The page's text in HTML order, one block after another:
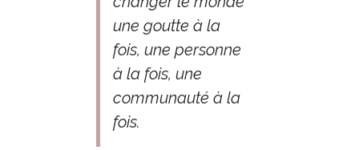
une goutte à la
fois, une personne
à la fois, une
communauté à la
fois.